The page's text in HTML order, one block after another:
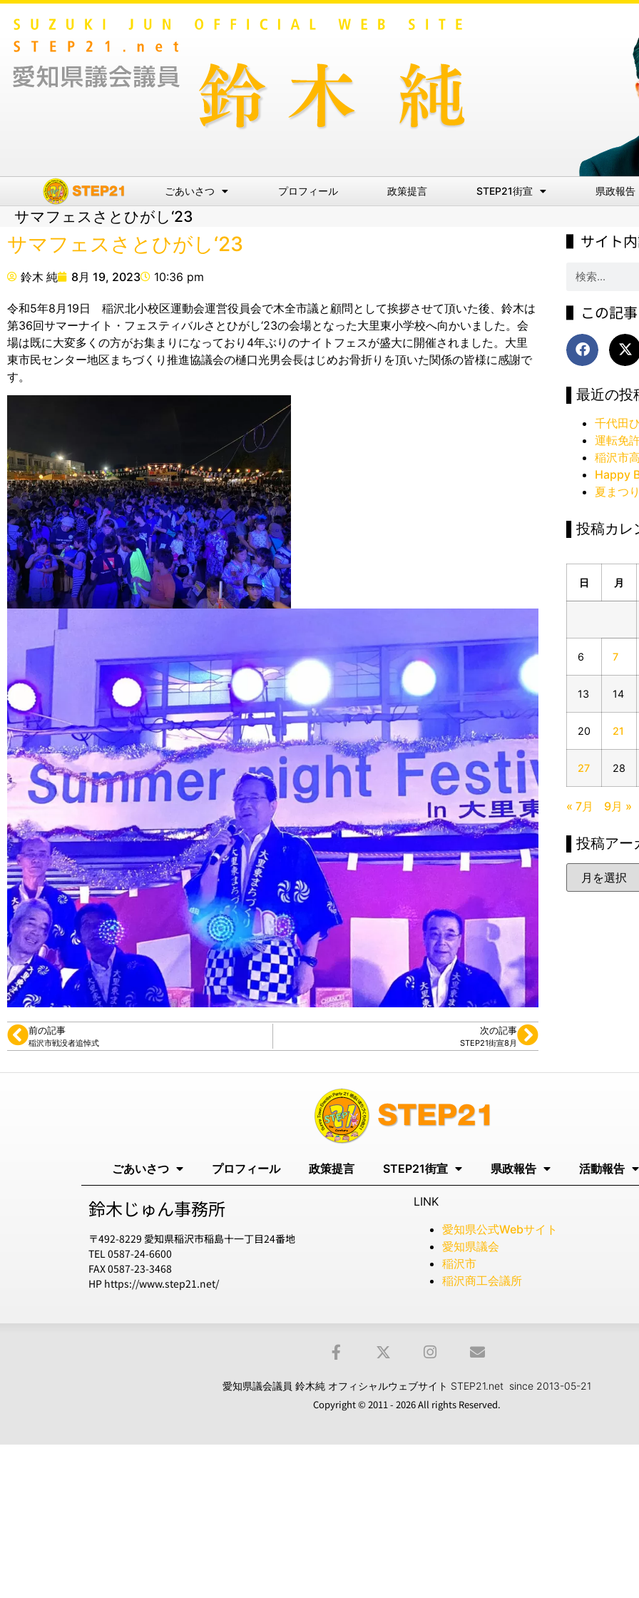
ごあいさつ プロフィール 政策提言 STEP21街宣 県政報告
サマフェスさとひがし‘23
サマフェスさとひがし‘23
鈴木 純 8月 19, 2023 10:36 pm
令和5年8月19日 稲沢北小校区運動会運営役員会で木全市議と顧問として挨拶させて頂いた後、鈴木は
第36回サマーナイト・フェスティバルさとひがし‘23の会場となった大里東小学校へ向かいました。会
場は既に大変多くの方がお集まりになっており4年ぶりのナイトフェスが盛大に開催されました。大里
東市民センター地区まちづくり推進協議会の樋口光男会長はじめお骨折りを頂いた関係の皆様に感謝で
す。
前の記事
稲沢市戦没者追悼式
次の記事
STEP21街宣8月
▌サイト
▌この記
▌最近の投
千代田
運転免
稲沢市
Happy
夏まつ
▌投稿カ
日 月
6 7
13 14
20 21
27 28
« 7月 9月 »
▌投稿ア
ごあいさつ プロフィール 政策提言 STEP21街宣 県政報告 活動報告
鈴木じゅん事務所
〒492-8229 愛知県稲沢市稲島十一丁目24番地
TEL 0587-24-6600
FAX 0587-23-3468
HP https://www.step21.net/
LINK
愛知県公式Webサイト
愛知県議会
稲沢市
稲沢商工会議所
愛知県議会議員 鈴木純 オフィシャルウェブサイト STEP21.net since 2013-05-21
Copyright © 2011 - 2026 All rights Reserved.